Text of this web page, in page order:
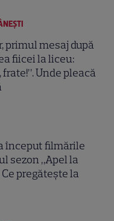
primul mesaj după
fiicei la liceu:
Unde pleacă
început filmările
sezon „Apel la
pregătește la